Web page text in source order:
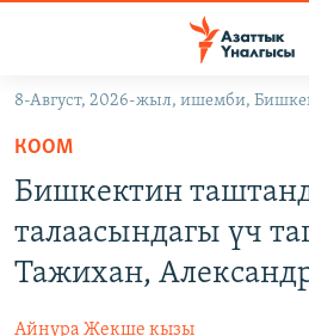
Навигацияга
өтүңүз
Издөөгө
салыңыз
УКРАИНА
8-Август, 2026-жыл, ишемби,
КООМ
Бишкектин
талаасындагы үч
Тажихан,
Айнура Жекше кызы